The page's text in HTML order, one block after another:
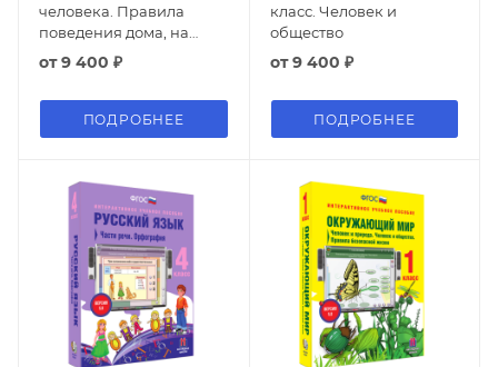
человека. Правила
поведения дома, на
улице, на дороге, в лесу.
от9 400 ₽
ПОДРОБНЕЕ
класс. Человек и
общество
от9 400 ₽
ПОДРОБНЕЕ